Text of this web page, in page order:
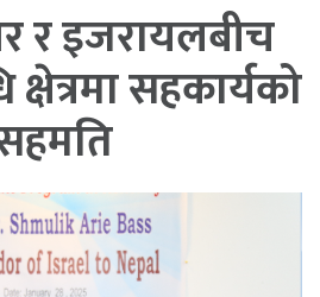
र इजरायलबीच
क्षेत्रमा सहकार्यको